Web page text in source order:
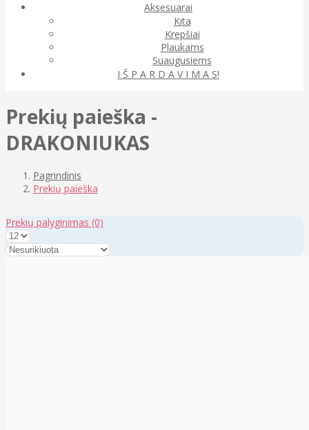
Aksesuarai
Kita
Krepšiai
Plaukams
Suaugusiems
I Š P A R D A V I M A S!
Prekių paieška -
DRAKONIUKAS
Pagrindinis
Prekių paieška
Prekių palyginimas (0)